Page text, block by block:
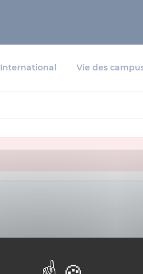
International Vie des